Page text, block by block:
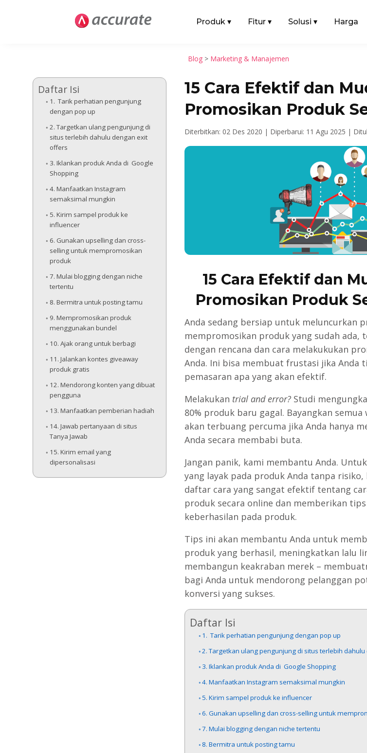
Produk ▾ Fitur ▾ Solusi ▾ Harga
Blog > Marketing & Manajemen
Daftar Isi
1. Tarik perhatian pengunjung
dengan pop up
2. Targetkan ulang pengunjung di
situs terlebih dahulu dengan exit
offers
3. Iklankan produk Anda di Google
Shopping
4. Manfaatkan Instagram
semaksimal mungkin
5. Kirim sampel produk ke
influencer
6. Gunakan upselling dan cross-
selling untuk mempromosikan
produk
7. Mulai blogging dengan niche
tertentu
8. Bermitra untuk posting tamu
9. Mempromosikan produk
menggunakan bundel
10. Ajak orang untuk berbagi
11. Jalankan kontes giveaway
produk gratis
12. Mendorong konten yang dibuat
pengguna
13. Manfaatkan pemberian hadiah
14. Jawab pertanyaan di situs
Tanya Jawab
15. Kirim email yang
dipersonalisasi
15 Cara Efektif dan
Promosikan Produk
Diterbitkan: 02 Des 2020 | Diperbarui: 11 Agu 2025 |
15 Cara Efektif dan
Promosikan Produk
Anda sedang bersiap untuk meluncurkan
mempromosikan produk yang sudah ada,
dengan rencana dan cara melakukukan
Anda. Ini bisa membuat frustasi jika Anda
pemasaran apa yang akan efektif.
Melakukan trial and error?Studi
80% produk baru gagal. Bayangkan semua
akan terbuang percuma jika Anda hanya
Anda secara membabi buta.
Jangan panik, kami membantu Anda.
yang layak pada produk Anda tanpa
daftar cara yang sangat efektif tentang
produk secara online dan memberikan
keberhasilan pada produk.
Tips ini akan membantu Anda untuk
produk yang berhasil, meningkatkan lalu
membangun keakraban merek –
bagi Anda untuk mendorong pelanggan
konversi yang sukses.
Daftar Isi
1. Tarik perhatian pengunjung dengan pop up
2. Targetkan ulang pengunjung di situs terlebih
3. Iklankan produk Anda di Google Shopping
4. Manfaatkan Instagram semaksimal mungkin
5. Kirim sampel produk ke influencer
6. Gunakan upselling dan cross-selling untuk
7. Mulai blogging dengan niche tertentu
8. Bermitra untuk posting tamu